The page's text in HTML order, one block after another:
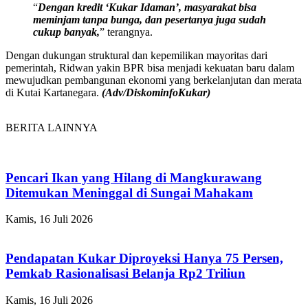
“Dengan kredit ‘Kukar Idaman’, masyarakat bisa
meminjam tanpa bunga, dan pesertanya juga sudah
cukup banyak,” terangnya.
Dengan dukungan struktural dan kepemilikan mayoritas dari
pemerintah, Ridwan yakin BPR bisa menjadi kekuatan baru dalam
mewujudkan pembangunan ekonomi yang berkelanjutan dan merata
di Kutai Kartanegara. (Adv/DiskominfoKukar)
BERITA LAINNYA
Pencari Ikan yang Hilang di Mangkurawang
Ditemukan Meninggal di Sungai Mahakam
Kamis, 16 Juli 2026
Pendapatan Kukar Diproyeksi Hanya 75 Persen,
Pemkab Rasionalisasi Belanja Rp2 Triliun
Kamis, 16 Juli 2026